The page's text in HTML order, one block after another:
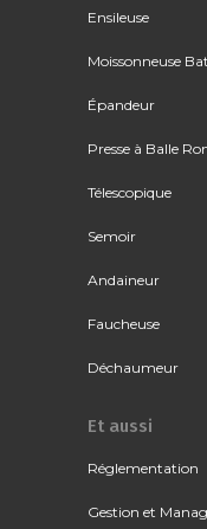
Ensileuse
Moissonneuse
Épandeur
Presse à Balle
Télescopique
Semoir
Andaineur
Faucheuse
Déchaumeur
Et aussi
Réglementation
Gestion et